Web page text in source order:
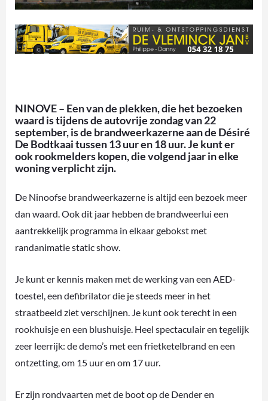
NINOVE – Een van de plekken, die het bezoeken
waard is tijdens de autovrije zondag van 22
september, is de brandweerkazerne aan de Désiré
De Bodtkaai tussen 13 uur en 18 uur. Je kunt er
ook rookmelders kopen, die volgend jaar in elke
woning verplicht zijn.
De Ninoofse brandweerkazerne is altijd een bezoek meer
dan waard. Ook dit jaar hebben de brandweerlui een
aantrekkelijk programma in elkaar gebokst met
randanimatie static show.
Je kunt er kennis maken met de werking van een AED-
toestel, een defibrilator die je steeds meer in het
straatbeeld ziet verschijnen. Je kunt ook terecht in een
rookhuisje en een blushuisje. Heel spectaculair en tegelijk
zeer leerrijk: de demo’s met een frietketelbrand en een
ontzetting, om 15 uur en om 17 uur.
Er zijn rondvaarten met de boot op de Dender en